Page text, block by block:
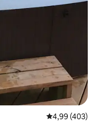
Évaluation
4,99 (403)